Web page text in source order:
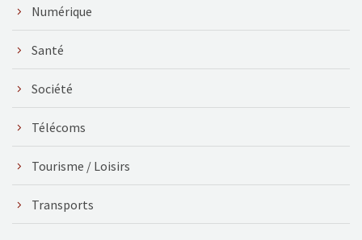
Numérique
Santé
Société
Télécoms
Tourisme / Loisirs
Transports